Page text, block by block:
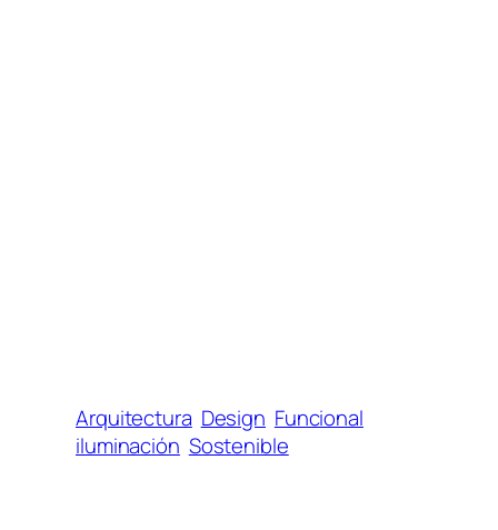
Arquitectura Design Funcional
iluminación Sostenible